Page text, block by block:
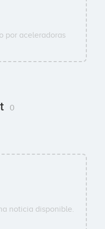
por aceleradoras
0
noticia disponible.